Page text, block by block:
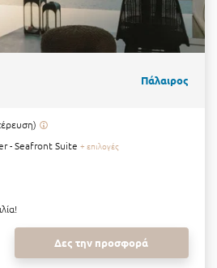
Πάλαιρος
- Seafront Suite + επιλογές
Δες την προσφορά